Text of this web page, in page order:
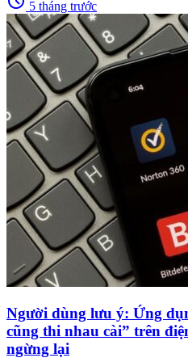
5 tháng trước
Người dùng lưu ý: Ứng
cũng thi nhau cài” trên
ngừng lại